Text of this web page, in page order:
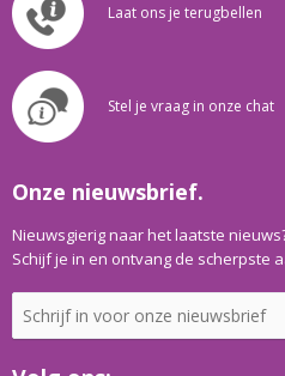
Laat ons je terugbellen
Stel je vraag in onze chat
Onze nieuwsbrief.
Nieuwsgierig naar het laatste
Schijf je in en ontvang de scherpste